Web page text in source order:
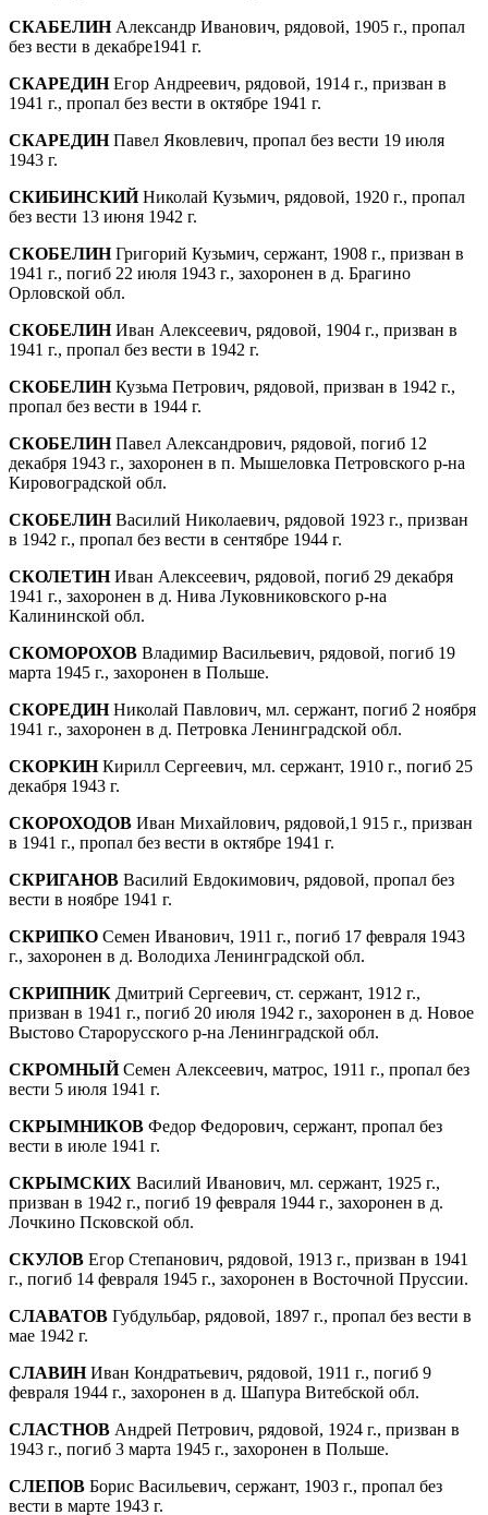
СКАБЕЛИНАлександр Иванович, рядовой, 1905 г., пропал
без вести в декабре1941 г.
СКАРЕДИНЕгор Андреевич, рядовой, 1914 г., призван в
1941 г., пропал без вести в октябре 1941 г.
СКАРЕДИНПавел Яковлевич, пропал без вести 19 июля
1943 г.
СКИБИНСКИЙНиколай Кузьмич, рядовой, 1920 г., пропал
без вести 13 июня 1942 г.
СКОБЕЛИНГригорий Кузьмич, сержант, 1908 г., призван в
1941 г., погиб 22 июля 1943 г., захоронен в д. Брагино
Орловской обл.
СКОБЕЛИНИван Алексеевич, рядовой, 1904 г., призван в
1941 г., пропал без вести в 1942 г.
СКОБЕЛИНКузьма Петрович, рядовой, призван в 1942 г.,
пропал без вести в 1944 г.
СКОБЕЛИНПавел Александрович, рядовой, погиб 12
декабря 1943 г., захоронен в п. Мы­шеловка Петровского р-на
Кировоградской обл.
СКОБЕЛИНВасилий Николаевич, рядовой 1923 г., призван
в 1942 г., пропал без вести в сентябре 1944 г.
СКОЛЕТИНИван Алексеевич, рядовой, погиб 29 декабря
1941 г., захоронен в д. Нива Луковниковского р-на
Калининской обл.
СКОМОРОХОВ Владимир Васильевич, рядо­вой, погиб 19
марта 1945 г., захоронен в Польше.
СКОРЕДИННиколай Павлович, мл. сержант, погиб 2 ноября
1941 г., захоронен в д. Петровка Ленинградской обл.
СКОРКИНКирилл Сергеевич, мл. сержант, 1910 г., погиб 25
декабря 1943 г.
СКОРОХОДОВ Иван Михайлович, рядовой,1 915 г., призван
в 1941 г., пропал без вести в октябре 1941 г.
СКРИГАНОВ Василий Евдокимович, рядовой, пропал без
вести в ноябре 1941 г.
СКРИПКО Семен Иванович, 1911 г., погиб 17 февраля 1943
г., захоронен в д. Володиха Ленинградской обл.
СКРИПНИК Дмитрий Сергеевич, ст. сержант, 1912 г.,
призван в 1941 г., погиб 20 июля 1942 г., захоронен в д. Новое
Выстово Старорусского р-на Ленинградской обл.
СКРОМНЫЙСемен Алексеевич, матрос, 1911 г., пропал без
вести 5 июля 1941 г.
СКРЫМНИКОВ Федор Федорович, сержант, пропал без
вести в июле 1941 г.
СКРЫМСКИХ Василий Иванович, мл. сержант, 1925 г.,
призван в 1942 г., погиб 19 февраля 1944 г., захоронен в д.
Лочкино Псковской обл.
СКУЛОВ Егор Степанович, рядовой, 1913 г., призван в 1941
г., погиб 14 февраля 1945 г., захоронен в Восточной Пруссии.
СЛАВАТОВ Губдульбар, рядовой, 1897 г., пропал без вести в
мае 1942 г.
СЛАВИНИван Кондратьевич, рядовой, 1911 г., погиб 9
февраля 1944 г., захоронен в д. Шапура Витебской обл.
СЛАСТНОВ Андрей Петрович, рядовой, 1924 г., призван в
1943 г., погиб 3 марта 1945 г., захоронен в Польше.
СЛЕПОВ Борис Васильевич, сержант, 1903 г., пропал без
вести в марте 1943 г.